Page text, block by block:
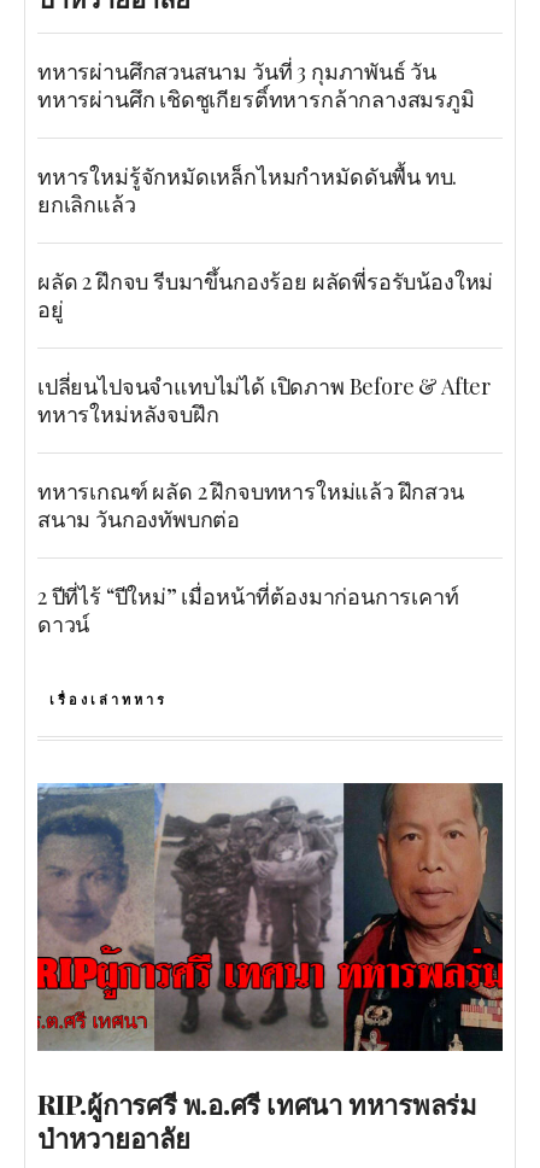
ทหารผ่านศึกสวนสนาม วันที่ 3 กุมภาพันธ์ วัน
ทหารผ่านศึก เชิดชูเกียรติ์ทหารกล้ากลางสมรภูมิ
ทหารใหม่รู้จักหมัดเหล็กไหมกำหมัดดันพื้น ทบ.
ยกเลิกแล้ว
ผลัด 2 ฝึกจบ รีบมาขึ้นกองร้อย ผลัดพี่รอรับน้องใหม่
อยู่
เปลี่ยนไปจนจำแทบไม่ได้ เปิดภาพ Before & After
ทหารใหม่หลังจบฝึก
ทหารเกณฑ์ ผลัด 2 ฝึกจบทหารใหม่แล้ว ฝึกสวน
สนาม วันกองทัพบกต่อ
2 ปีที่ไร้ “ปีใหม่” เมื่อหน้าที่ต้องมาก่อนการเคาท์
ดาวน์
เรื่องเล่าทหาร
RIP.ผู้การศรี พ.อ.ศรี เทศนา ทหารพลร่ม
ป่าหวายอาลัย